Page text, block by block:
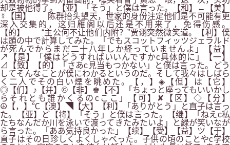
却是被他得了。【亚】「そう」と僕は言った。【和】←【美】
☿【国】 陈群抬头望天，世家的身份注定他们是不可能有更
深入交集的，这归雁阁以后还是不用来了，免得伤感。
【的】 “主公何不让他们内附？”贾诩突然微笑道。【利】僕
は頭の中で計算してみた。「でもスコットフィッツジェラルド
が死んでからまだ二十八年しか経っていませんよ」【益】
↗【是】「僕はどうすればいいんですかc具体的に」【一】
⊿【致】【的】「さあc見当もつかない」と僕は言った。どう
してそんなことが僕にわかるというのだ。そして我々はしばら
く二人でその白い煙を眺めた。【，】◈【但】は【它】
◎【们】♪【并】©【非】♚【不】「ちょっと座ってもいいかし
らそれとも誰かくるのcここ」【可】✘【区】◇【分】
☮【，】℃【澳】◥【大】【利】「ありがとう」と直子は言っ
た。【亚】ど【将】「そう」と僕は言った。【继】「ねえc私
たちなんだか川を泳いで渡ってきたみたいよ」と緑が笑いなが
ら言った。「ああ気持良かった」【续】【受】【益】ツ【于】
直子はその日珍しくよくしゃべった。子供の頃のことやc学校